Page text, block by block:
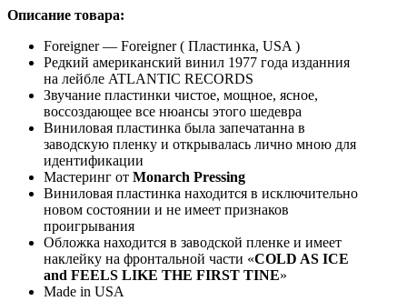
Описание товара:
Foreigner — Foreigner ( Пластинка, USA )
Редкий американский винил 1977 года изданния
на лейбле ATLANTIC RECORDS
Звучание пластинки чистое, мощное, ясное,
воссоздающее все нюансы этого шедевра
Виниловая пластинка была запечатанна в
заводскую пленку и открывалась лично мною для
идентификации
Мастеринг от Monarch Pressing
Виниловая пластинка находится в исключительно
новом состоянии и не имеет признаков
проигрывания
Обложка находится в заводской пленке и имеет
наклейку на фронтальной части «COLD AS ICE
and FEELS LIKE THE FIRST TINE»
Made in USA